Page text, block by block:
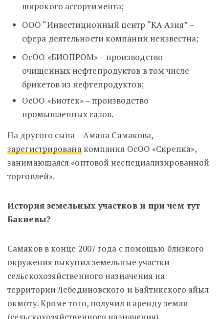
широкого ассортимента;
ООО “Инвестиционный центр “КА Азия” –
сфера деятельности компании неизвестна;
ОсОО «БИОПРОМ» – производство
очищенных нефтепродуктов в том числе
брикетов из нефтепродуктов;
ОсОО «Биотек» – производство
промышленных газов.
На другого сына – Амана Самакова, –
зарегистрированакомпания ОсОО «Скрепка»,
занимающаяся «оптовой неспециализированной
торговлей».
История земельных участков и при чем тут
Бакиевы?
Самаков в конце 2007 года с помощью близкого
окружения выкупил земельные участки
сельскохозяйственного назначения на
территории Лебединовского и Байтикского айыл
окмоту. Кроме того, получил в аренду земли